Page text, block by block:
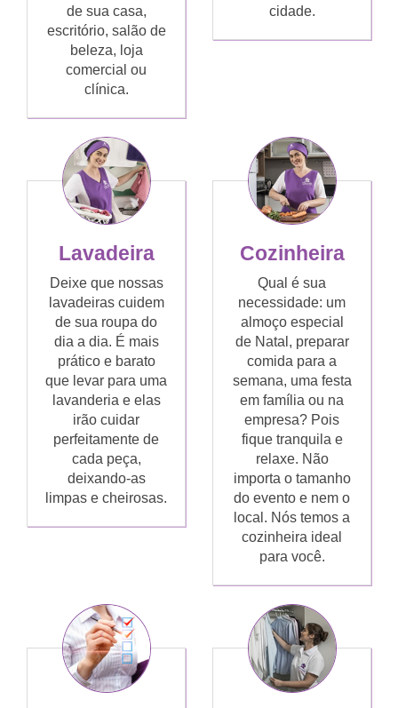
de sua casa,
escritório, salão de
beleza, loja
comercial ou
clínica.
cidade.
Lavadeira
Deixe que nossas
lavadeiras cuidem
de sua roupa do
dia a dia. É mais
prático e barato
que levar para uma
lavanderia e elas
irão cuidar
perfeitamente de
cada peça,
deixando-as
limpas e cheirosas.
Cozinheira
Qual é sua
necessidade: um
almoço especial
de Natal, preparar
comida para a
semana, uma festa
em família ou na
empresa? Pois
fique tranquila e
relaxe. Não
importa o tamanho
do evento e nem o
local. Nós temos a
cozinheira ideal
para você.